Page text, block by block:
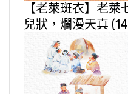
【老萊斑衣】老
兒狀，爛漫天真